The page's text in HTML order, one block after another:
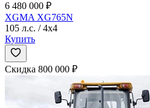
6 480 000 ₽
XGMA XG765N
105 л.с. / 4x4
Купить
Скидка 800 000 ₽